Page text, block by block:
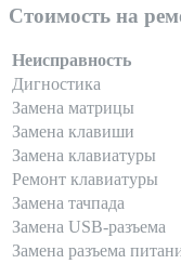
Стоимость на
Неисправность
Дигностика
Замена матрицы
Замена клавиши
Замена клавиатуры
Ремонт клавиатуры
Замена тачпада
Замена USB-разъема
Замена разъема